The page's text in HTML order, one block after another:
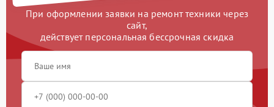
При оформлении заявки на ремонт техники через
сайт,
действует персональная бессрочная скидка